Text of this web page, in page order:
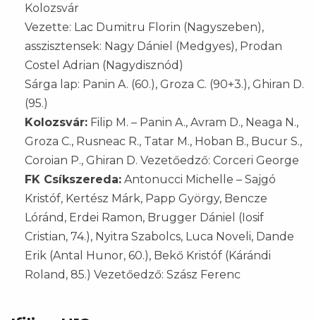
Kolozsvár
Vezette: Lac Dumitru Florin (Nagyszeben),
asszisztensek: Nagy Dániel (Medgyes), Prodan
Costel Adrian (Nagydisznód)
Sárga lap: Panin A. (60.), Groza C. (90+3.), Ghiran D.
(95.)
Kolozsvár: Filip M. – Panin A., Avram D., Neaga N.,
Groza C., Rusneac R., Tatar M., Hoban B., Bucur S.,
Coroian P., Ghiran D. Vezetőedző: Corceri George
FK Csíkszereda: Antonucci Michelle – Sajgó
Kristóf, Kertész Márk, Papp György, Bencze
Lóránd, Erdei Ramon, Brugger Dániel (Iosif
Cristian, 74.), Nyitra Szabolcs, Luca Noveli, Dande
Erik (Antal Hunor, 60.), Bekő Kristóf (Kárándi
Roland, 85.) Vezetőedző: Szász Ferenc